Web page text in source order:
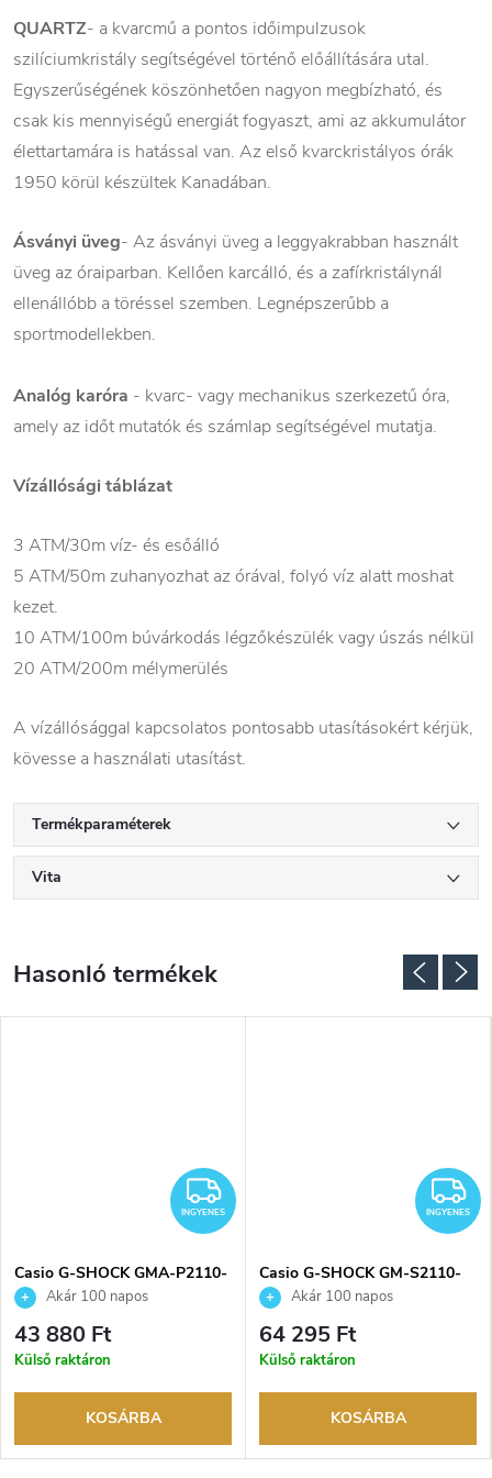
QUARTZ- a kvarcmű a pontos időimpulzusok
szilíciumkristály segítségével történő előállítására utal.
Egyszerűségének köszönhetően nagyon megbízható, és
csak kis mennyiségű energiát fogyaszt, ami az akkumulátor
élettartamára is hatással van. Az első kvarckristályos órák
1950 körül készültek Kanadában.
Ásványi üveg- Az ásványi üveg a leggyakrabban használt
üveg az óraiparban. Kellően karcálló, és a zafírkristálynál
ellenállóbb a töréssel szemben. Legnépszerűbb a
sportmodellekben.
Analóg karóra - kvarc- vagy mechanikus szerkezetű óra,
amely az időt mutatók és számlap segítségével mutatja.
Vízállósági táblázat
3 ATM/30m víz- és esőálló
5 ATM/50m zuhanyozhat az órával, folyó víz alatt moshat
kezet.
10 ATM/100m búvárkodás légzőkészülék vagy úszás nélkül
20 ATM/200m mélymerülés
A vízállósággal kapcsolatos pontosabb utasításokért kérjük,
kövesse a használati utasítást.
Termékparaméterek
Vita
INGYENES
INGYENES
Casio G-SHOCK GMA-P2110-
1AER karóra
Akár 100 napos
visszaküldési lehetőség. Hivatalos
márkakereskedő.
43 880 Ft
Külső raktáron
KOSÁRBA
INGYENES
Casio G-SHOCK GM-S2110-
1A7ER karóra
Akár 100 napos
visszaküldési lehetőség. Hivatalos
márkakereskedő.
64 295 Ft
Külső raktáron
KOSÁRBA